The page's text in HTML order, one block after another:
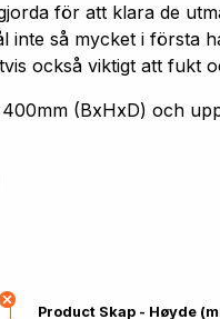
för att klara de
så mycket i första
också viktigt att fukt
(BxHxD) och
Product Skap - Høyde